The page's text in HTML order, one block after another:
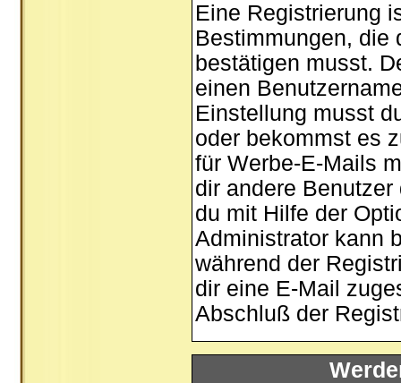
Eine Registrierung
Bestimmungen, die
bestätigen musst.
einen
Einstellung musst
oder bekommst es
für Werbe-E-Mails
dir andere
du mit Hilfe der
Administrator kann
während der
dir eine E-Mail
Abschluß der